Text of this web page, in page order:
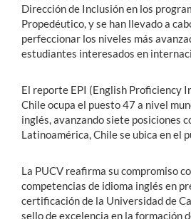
Dirección de Inclusión en los
Propedéutico, y se han llevado a
perfeccionar los niveles más
estudiantes interesados en
El reporte EPI (English Proficiency
Chile ocupa el puesto 47 a nivel
inglés, avanzando siete posiciones
Latinoamérica, Chile se ubica en el
La PUCV reafirma su compromiso
competencias de idioma inglés en
certificación de la Universidad de
sello de excelencia en la formación